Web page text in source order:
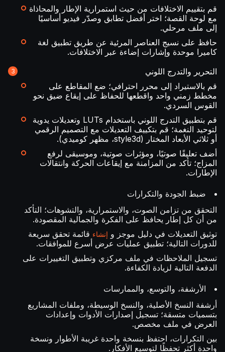
قم بتقييم الاختلافات من حيث استمرارية الإطار والمحاذاة
مع لوحة القصة؛ اختر أفضل تطابق وصدّر فيديو أساسيًا
إلى ملف مرحلي.
حافظ على نسيج العناصر المرئية عن طريق تطبيق لغة
كاميرا موحدة وإشارات إضاءة عبر الاختلافات.
التحرير والتدرج اللوني
قم بالاستيراد إلى محرر احترافي؛ ضع المقاطع على
مخطط زمني واحد واقطعها للحفاظ على إيقاع ضيق نحو
القوس السردي.
قم بتطبيق التدرج اللوني باستخدام LUTs وتعديلات يدوية
لتوحيد النغمة؛ قم بتكييف التعديلات مع التصميم الرقمي
أو ثلاثي الأبعاد المختار (style3d، مظهر كوميدي).
أضف تعليقًا صوتيًا، ومؤثرات صوتية، وموسيقى لرفع
المزاج؛ تأكد من المزامنة مع إيقاعات الحركة وانتقالات
الإطارات.
ضبط الجودة والتكرارات
التحقق من تزامن الصوت، والاستمرارية، والتشوهات؛ التأكد
من أن كل إطار يحافظ على الفكرة والجمالية المقصودة.
توثيق التعديلات في دليل موجز و إنشاء قائمة تحقق سريعة
للدورات التالية؛ تطبيق عمليات عرض أسرع للموافقات.
تسجيل الملاحظات في ملف مركزي وتطبيق التغييرات على
الدفعة التالية لزيادة الكفاءة.
الأرشفة، والتوسع، والممارسات
أرشفة النسخ الأصلية، والنسخ الوسيطة، وملفات المشاريع
بتسميات متسقة؛ تسجيل إصدارات الأدوات وإعدادات
العرض في ملف مخصص.
بين التكرارات، احتفظ بنسخة واحدة غريبة الأطوار ونسخة
واحدة أكثر تحفظًا لتوسيع الأفكار.